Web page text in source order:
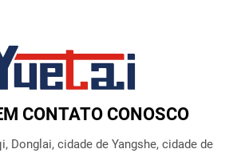
CONTATO CONOSCO
Donglai, cidade de Yangshe, cidade de